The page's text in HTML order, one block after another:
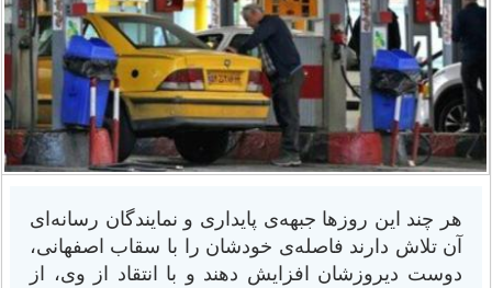
هر چند این روزها جبهه‌ی پایداری و نمایندگان رسانه‌ای
آن تلاش دارند فاصله‌ی خودشان را با سقاب اصفهانی،
دوست دیروزشان افزایش دهند و با انتقاد از وی، از